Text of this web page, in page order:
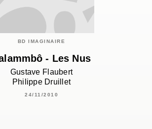
BD IMAGINAIRE
- Les Nus
Gustave Flaubert
Philippe Druillet
24/11/2010